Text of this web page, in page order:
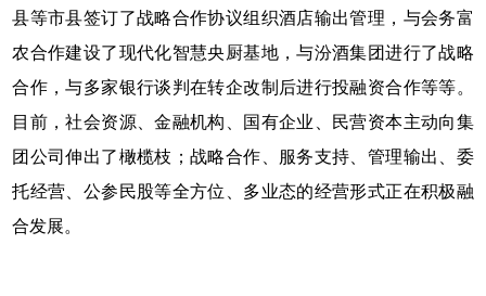
县等市县签订了战略合作协议组织酒店输出管理，与会务富
农合作建设了现代化智慧央厨基地，与汾酒集团进行了战略
合作，与多家银行谈判在转企改制后进行投融资合作等等。
目前，社会资源、金融机构、国有企业、民营资本主动向集
团公司伸出了橄榄枝；战略合作、服务支持、管理输出、委
托经营、公参民股等全方位、多业态的经营形式正在积极融
合发展。